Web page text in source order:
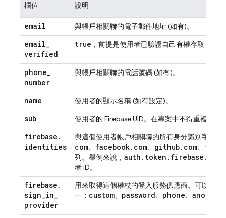
欄位 說明
email 與帳戶相關聯的電子郵件地址 (如有)。
email_
verified
true ，前提是使用者已驗證自己有權存取
phone_
number
與帳戶相關聯的電話號碼 (如有)。
name 使用者的顯示名稱 (如有設定)。
sub 使用者的 Firebase UID。在專案中不得重複。
firebase .
identities
與這個使用者帳戶相關聯的所有身分識別字典
com、 facebook. com、 github. com、
列。舉例來說， auth . token . firebase .
者 ID。
firebase .
sign_in_
provider
用來取得這個權杖的登入服務供應商。可以是下
一： custom、 password、 phone、